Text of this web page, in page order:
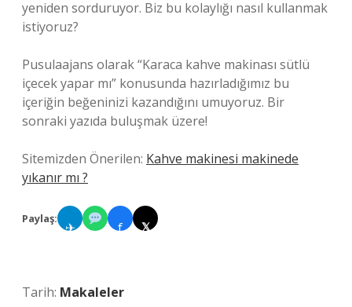
yeniden sorduruyor. Biz bu kolaylığı nasıl kullanmak
istiyoruz?
Pusulaajans olarak “Karaca kahve makinası sütlü
içecek yapar mı” konusunda hazırladığımız bu
içeriğin beğeninizi kazandığını umuyoruz. Bir
sonraki yazıda buluşmak üzere!
Sitemizden Önerilen: Kahve makinesi makinede
yıkanır mı ?
Paylaş:
✈ f 𝕏
Tarih: Makaleler